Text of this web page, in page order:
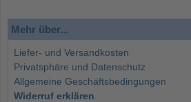
Mehr über...
Liefer- und Versandkosten
Privatsphäre und Datenschutz
Allgemeine Geschäftsbedingungen
Widerruf erklären